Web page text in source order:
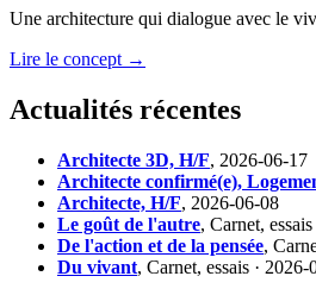
Une architecture qui dialogue avec le
Lire le concept →
Actualités récentes
Architecte 3D, H/F, 2026-06-17
Architecte confirmé(e),
Architecte, H/F, 2026-06-08
Le goût de l'autre, Carnet,
De l'action et de la pensée,
Du vivant, Carnet, essais · 2026-